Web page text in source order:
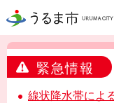
うるま市
緊急情報
線状降水帯によ